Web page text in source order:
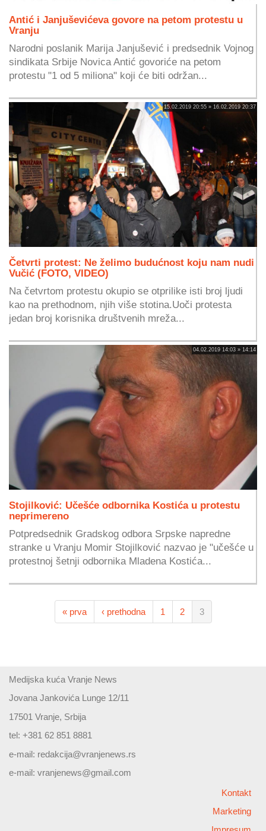
Antić i Janjuševićeva govore na petom protestu u
Vranju
Narodni poslanik Marija Janjušević i predsednik Vojnog
sindikata Srbije Novica Antić govoriće na petom
protestu "1 od 5 miliona" koji će biti održan...
15.02.2019 20:55 » 16.02.2019 20:37
Četvrti protest: Ne želimo budućnost koju nam nudi
Vučić (FOTO, VIDEO)
Na četvrtom protestu okupio se otprilike isti broj ljudi
kao na prethodnom, njih više stotina.Uoči protesta
jedan broj korisnika društvenih mreža...
04.02.2019 14:03 » 14:14
Stojilković: Učešće odbornika Kostića u protestu
neprimereno
Potpredsednik Gradskog odbora Srpske napredne
stranke u Vranju Momir Stojilković nazvao je "učešće u
protestnoj šetnji odbornika Mladena Kostića...
« prva ‹ prethodna 1 2 3
Medijska kuća Vranje News
Jovana Jankovića Lunge 12/11
17501 Vranje, Srbija
tel: +381 62 851 8881
e-mail: redakcija@vranjenews.rs
e-mail: vranjenews@gmail.com
Kontakt
Marketing